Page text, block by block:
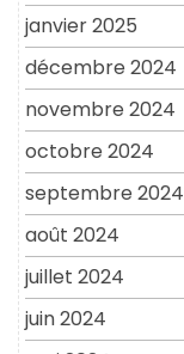
janvier 2025
décembre 2024
novembre 2024
octobre 2024
septembre 2024
août 2024
juillet 2024
juin 2024